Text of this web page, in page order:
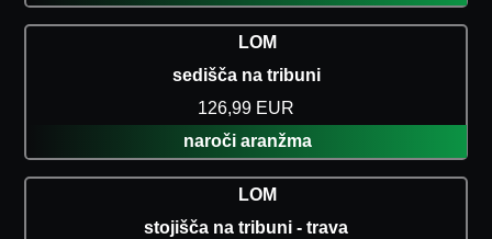
LOM
sedišča na tribuni
126,99 EUR
naroči aranžma
LOM
stojišča na tribuni - trava